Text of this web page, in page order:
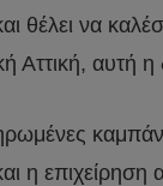
θέλει να
Αττική, αυτή
η